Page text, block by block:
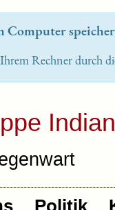
Computer
Rechner durch
Politik